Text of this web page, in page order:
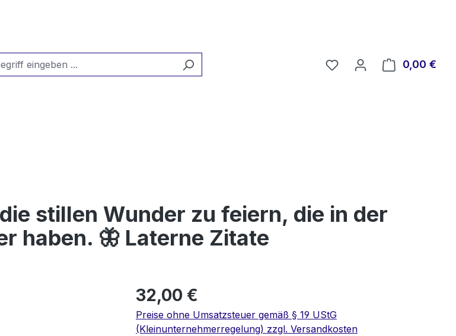
Du hast 0 Produkte auf
0,00 €
stillen Wunder zu feiern, die in der
haben. 🦋 Laterne Zitate
32,00 €
Preise ohne Umsatzsteuer gemäß § 19 UStG
(Kleinunternehmerregelung) zzgl. Versandkosten